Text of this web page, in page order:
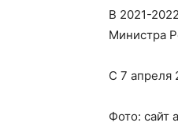
В 2021-
Министра
С 7 апреля
Фото: сайт